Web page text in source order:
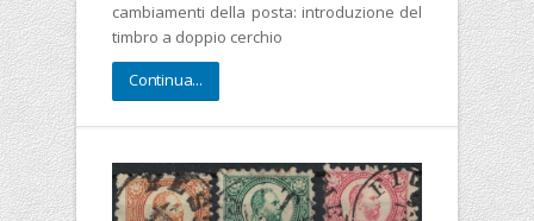
cambiamenti della posta: introduzione del
timbro a doppio cerchio
Continua...